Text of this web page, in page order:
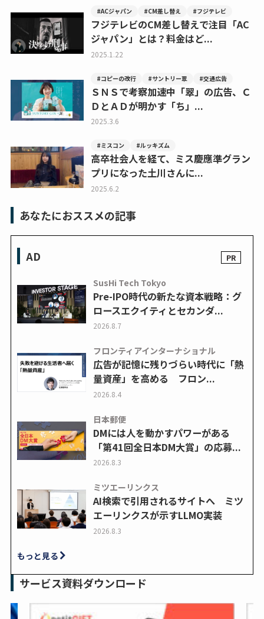
#ACジャパン #CM差し替え #フジテレビ
フジテレビのCM差し替えで注目「AC
ジャパン」とは？料金はど...
2025.1.22
#コピーの改行 #サントリー翠 #交通広告
ＳＮＳで考察加速中「翠」の広告、Ｃ
ＤとＡＤが明かす「ち」...
2025.3.6
#ミスコン #ルッキズム
高卒社会人を経て、ミス慶應準グラン
プリになった土川さんに...
2025.6.2
あなたにおススメの記事
AD
SusHi Tech Tokyo
Pre-IPO時代の新たな資本戦略：グ
ロースエクイティとセカンダ...
2026.8.7
フロンティアインターナショナル
広告が記憶に残りづらい時代に「熱
量資産」を高める フロン...
2026.8.4
日本郵便
DMには人を動かすパワーがある
「第41回全日本DM大賞」の応募...
2026.8.3
ミツエーリンクス
AI検索で引用されるサイトへ ミツ
エーリンクスが示すLLMO実装
2026.8.3
もっと見る
サービス資料ダウンロード